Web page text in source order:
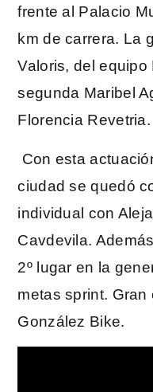
frente al Palacio
km de carrera. La
Valoris, del
segunda Maribel
Florencia Revetria.
Con esta
ciudad se quedó
individual con
Cavdevila.
2º lugar en la
metas sprint.
González Bike.